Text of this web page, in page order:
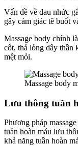
Vấn đề về đau nhức
gây cảm giác tê buốt
Massage body chính
cốt, thả lỏng dây thần
mệt mỏi.
Massage body
Lưu thông tuần
Phương pháp
tuần hoàn máu lưu
khả năng tuần hoàn